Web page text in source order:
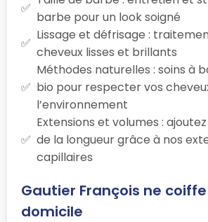
barbe pour un look soigné
Lissage et défrisage :
cheveux lisses et brillants
Méthodes naturelles : soins à
bio pour respecter vos
l’environnement
Extensions et volumes :
de la longueur grâce à nos
capillaires
Gautier François ne
domicile